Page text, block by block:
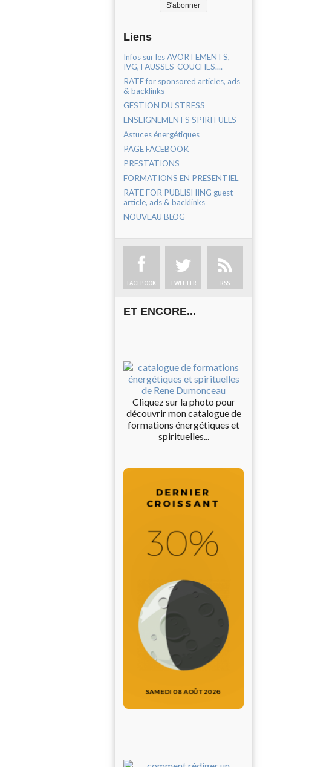
Liens
Infos sur les AVORTEMENTS,
IVG, FAUSSES-COUCHES....
RATE for sponsored articles, ads
& backlinks
GESTION DU STRESS
ENSEIGNEMENTS SPIRITUELS
Astuces énergétiques
PAGE FACEBOOK
PRESTATIONS
FORMATIONS EN PRESENTIEL
RATE FOR PUBLISHING guest
article, ads & backlinks
NOUVEAU BLOG
FACEBOOK TWITTER RSS
ET ENCORE...
Cliquez sur la photo pour
découvrir mon catalogue de
formations énergétiques et
spirituelles...